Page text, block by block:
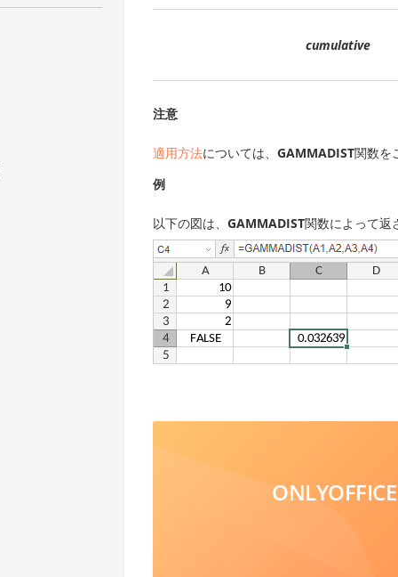
cumulative
注意
適用方法については、 GAMMADIST関数を
例
以下の図は、 GAMMADIST関数によって返